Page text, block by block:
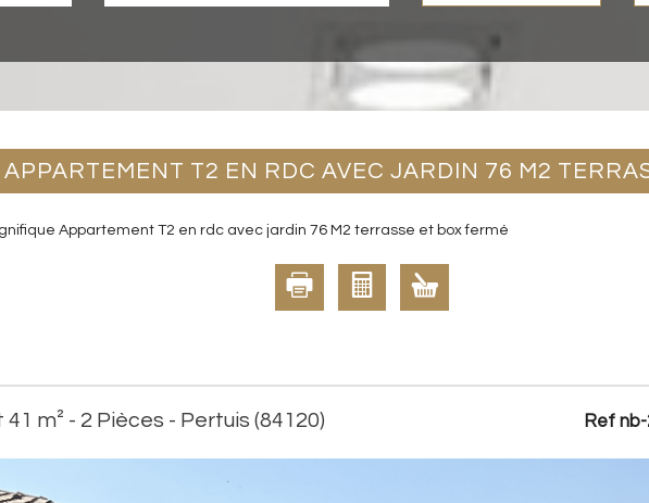
APPARTEMENT T2 EN RDC AVEC JARDIN 76 M2
Appartement T2 en rdc avec jardin 76 M2 terrasse et box fermé
m² - 2 Pièces - Pertuis (84120) Ref